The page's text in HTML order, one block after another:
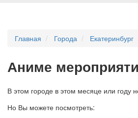
Главная Города Екатеринбург
Аниме
В этом городе в этом месяце или году
Но Вы можете посмотреть: